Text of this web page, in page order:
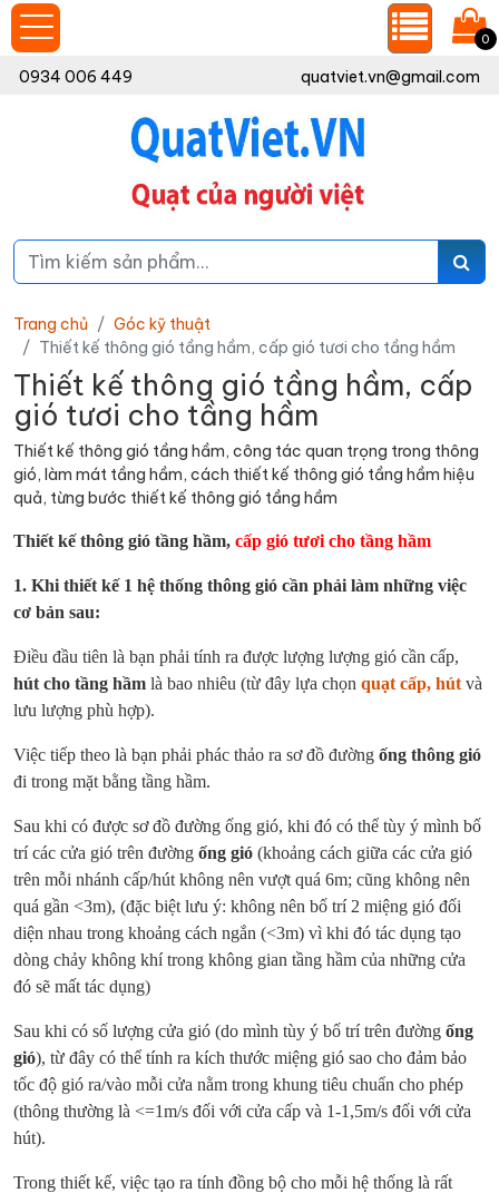
0
0934 006 449 quatviet.vn@gmail.com
Trang chủ
Góc kỹ thuật
Thiết kế thông gió tầng hầm, cấp gió tươi cho tầng hầm
Thiết kế thông gió tầng hầm, cấp
gió tươi cho tầng hầm
Thiết kế thông gió tầng hầm, công tác quan trọng trong thông
gió, làm mát tầng hầm, cách thiết kế thông gió tầng hầm hiệu
quả, từng bước thiết kế thông gió tầng hầm
Thiết kế thông gió tầng hầm, cấp gió tươi cho tầng hầm
1. Khi thiết kế 1 hệ thống thông gió cần phải làm những việc
cơ bản sau:
Điều đầu tiên là bạn phải tính ra được lượng lượng gió cần cấp,
hút cho tầng hầm là bao nhiêu (từ đây lựa chọn quạt cấp, hút và
lưu lượng phù hợp).
Việc tiếp theo là bạn phải phác thảo ra sơ đồ đường ống thông gió
đi trong mặt bằng tầng hầm.
Sau khi có được sơ đồ đường ống gió, khi đó có thể tùy ý mình bố
trí các cửa gió trên đường ống gió (khoảng cách giữa các cửa gió
trên mỗi nhánh cấp/hút không nên vượt quá 6m; cũng không nên
quá gần <3m), (đặc biệt lưu ý: không nên bố trí 2 miệng gió đối
diện nhau trong khoảng cách ngắn (<3m) vì khi đó tác dụng tạo
dòng chảy không khí trong không gian tầng hầm của những cửa
đó sẽ mất tác dụng)
Sau khi có số lượng cửa gió (do mình tùy ý bố trí trên đường ống
gió), từ đây có thể tính ra kích thước miệng gió sao cho đảm bảo
tốc độ gió ra/vào mỗi cửa nằm trong khung tiêu chuẩn cho phép
(thông thường là <=1m/s đối với cửa cấp và 1-1,5m/s đối với cửa
hút).
Trong thiết kế, việc tạo ra tính đồng bộ cho mỗi hệ thống là rất